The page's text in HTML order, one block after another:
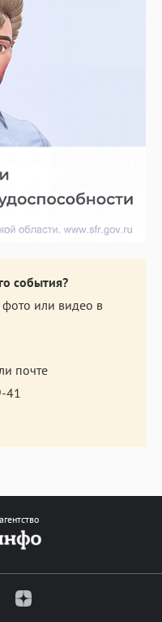
события?
или видео в
почте
41